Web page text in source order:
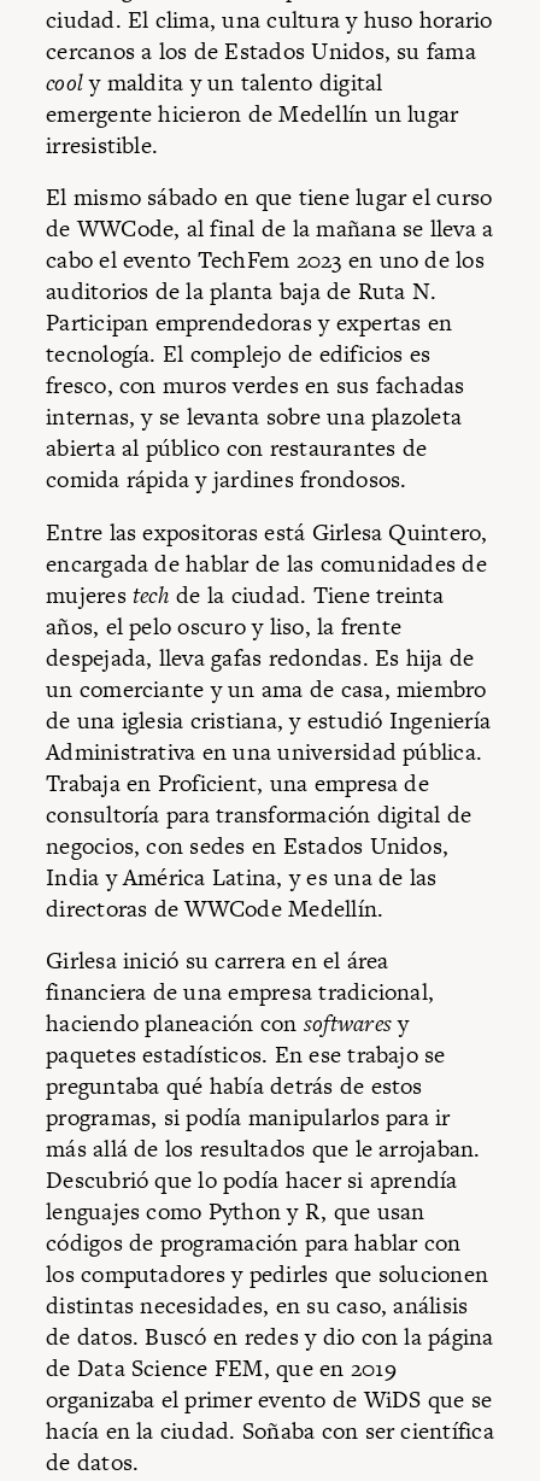
ciudad. El clima, una cultura y huso horario
cercanos a los de Estados Unidos, su fama
cooly maldita y un talento digital
emergente hicieron de Medellín un lugar
irresistible.
El mismo sábado en que tiene lugar el curso
de WWCode, al final de la mañana se lleva a
cabo el evento TechFem 2023 en uno de los
auditorios de la planta baja de Ruta N.
Participan emprendedoras y expertas en
tecnología. El complejo de edificios es
fresco, con muros verdes en sus fachadas
internas, y se levanta sobre una plazoleta
abierta al público con restaurantes de
comida rápida y jardines frondosos.
Entre las expositoras está Girlesa Quintero,
encargada de hablar de las comunidades de
mujerestech de la ciudad. Tiene treinta
años, el pelo oscuro y liso, la frente
despejada, lleva gafas redondas. Es hija de
un comerciante y un ama de casa, miembro
de una iglesia cristiana, y estudió Ingeniería
Administrativa en una universidad pública.
Trabaja en Proficient, una empresa de
consultoría para transformación digital de
negocios, con sedes en Estados Unidos,
India y América Latina, y es una de las
directoras de WWCode Medellín.
Girlesa inició su carrera en el área
financiera de una empresa tradicional,
haciendo planeación con softwaresy
paquetes estadísticos. En ese trabajo se
preguntaba qué había detrás de estos
programas, si podía manipularlos para ir
más allá de los resultados que le arrojaban.
Descubrió que lo podía hacer si aprendía
lenguajes como Python y R, que usan
códigos de programación para hablar con
los computadores y pedirles que solucionen
distintas necesidades, en su caso, análisis
de datos. Buscó en redes y dio con la página
de Data Science FEM, que en 2019
organizaba el primer evento de WiDS que se
hacía en la ciudad. Soñaba con ser científica
de datos.